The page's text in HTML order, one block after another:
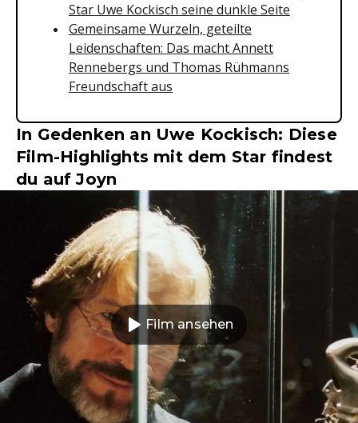
Star Uwe Kockisch seine dunkle Seite
Gemeinsame Wurzeln, geteilte
Leidenschaften: Das macht Annett
Rennebergs und Thomas Rühmanns
Freundschaft aus
In Gedenken an Uwe Kockisch: Diese
Film-Highlights mit dem Star findest
du auf Joyn
Film ansehen